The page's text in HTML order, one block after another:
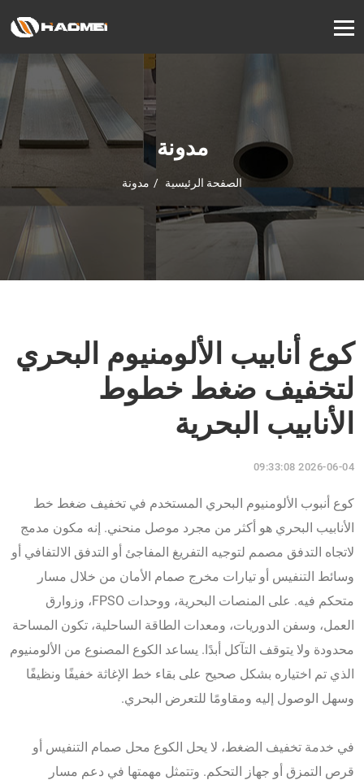
مدونة
الصفحة الرئيسية مدونة
كوع أنابيب الألومنيوم البحري
لتخفيف ضغط خطوط
الأنابيب البحرية
2026-06-04 09:33:08
كوع أنبوب الألومنيوم البحري المستخدم في تخفيف ضغط خط
الأنابيب البحري هو أكثر من مجرد موصل منحني. إنه مكون مدمج
لاتجاه التدفق مصمم لتوجيه التفريغ المفاجئ أو التدفق الالتفافي أو
وسائط التنفيس أو تيارات مخرج صمام الأمان من خلال مسار
متحكم فيه. على المنصات البحرية، ووحدات FPSO، وزوارق
العمل، وسفن الدوريات، ومعدات الطاقة الساحلية، تكون المساحة
محدودة ولا يتوقف التآكل أبدًا. يساعد الكوع المصنوع من الألومنيوم
الذي تم اختياره بشكل صحيح على بقاء خط الإغاثة خفيفًا ونظيفًا
وسهل الوصول إليه ومقاومًا للتعرض البحري.
في خدمة تخفيف الضغط، لا يحل الكوع محل صمام التنفيس أو
قرص التمزق أو جهاز التحكم. وتتمثل مهمتها في دعم مسار